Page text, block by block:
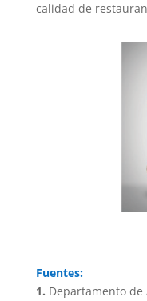
calidad de
Fuentes:
1. Departamento de